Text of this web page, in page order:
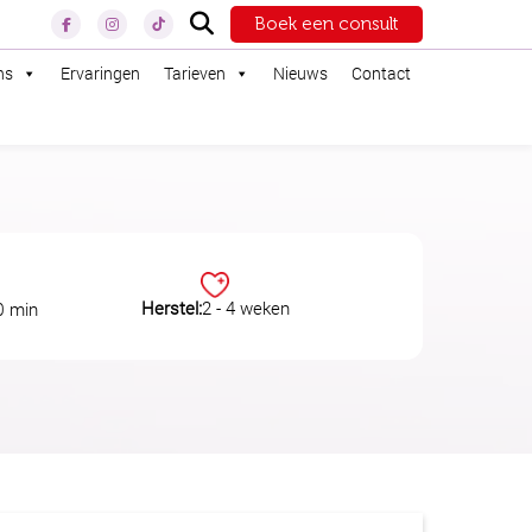
Boek een consult
Ervaringen Tarieven Nieuws Contact
min Herstel:2 - 4 weken